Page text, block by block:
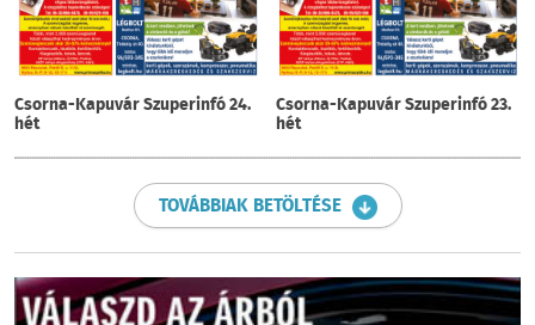
Csorna-Kapuvár Szuperinfó 24.
hét
Csorna-Kapuvár Szuperinfó 23.
hét
TOVÁBBIAK BETÖLTÉSE